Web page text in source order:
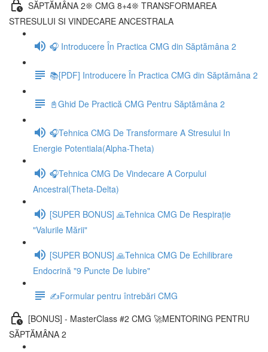
SĂPTĂMÂNA 2❊ CMG 8+4❊ TRANSFORMAREA
STRESULUI SI VINDECARE ANCESTRALA
🎧 Introducere În Practica CMG din Săptămâna 2
📚[PDF] Introducere În Practica CMG din Săptămâna 2
📓Ghid De Practică CMG Pentru Săptămâna 2
🎧Tehnica CMG De Transformare A Stresului In
Energie Potentiala(Alpha-Theta)
🎧Tehnica CMG De Vindecare A Corpului
Ancestral(Theta-Delta)
[SUPER BONUS] 🙏Tehnica CMG De Respirație
"Valurile Mării"
[SUPER BONUS] 🙏Tehnica CMG De Echilibrare
Endocrină "9 Puncte De Iubire"
✍️Formular pentru întrebări CMG
[BONUS] - MasterClass #2 CMG 🚀MENTORING PENTRU
SĂPTĂMÂNA 2